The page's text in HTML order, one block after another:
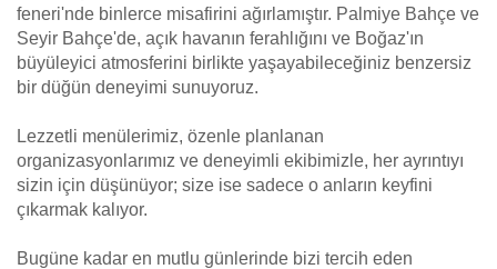
feneri'nde binlerce misafirini ağırlamıştır. Palmiye Bahçe ve
Seyir Bahçe'de, açık havanın ferahlığını ve Boğaz'ın
büyüleyici atmosferini birlikte yaşayabileceğiniz benzersiz
bir düğün deneyimi sunuyoruz.
Lezzetli menülerimiz, özenle planlanan
organizasyonlarımız ve deneyimli ekibimizle, her ayrıntıyı
sizin için düşünüyor; size ise sadece o anların keyfini
çıkarmak kalıyor.
Bugüne kadar en mutlu günlerinde bizi tercih eden